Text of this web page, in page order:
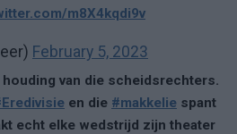
m8X4kqdi9v
February 5, 2023
van die scheidsrechters.
en die #makkelie spant
echt elke wedstrijd zijn theater